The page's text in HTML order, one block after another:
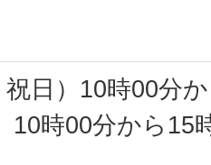
日）10時00分
10時00分から15